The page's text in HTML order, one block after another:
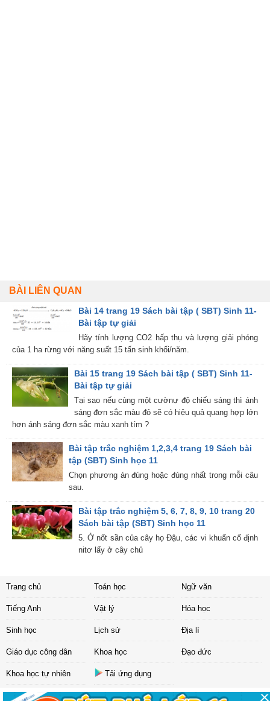
BÀI LIÊN QUAN
Bài 14 trang 19 Sách bài tập ( SBT) Sinh 11-
Bài tập tự giải
Hãy tính lượng CO2 hấp thụ và lượng giải phóng
của 1 ha rừng với năng suất 15 tấn sinh khối/năm.
Bài 15 trang 19 Sách bài tập ( SBT) Sinh 11-
Bài tập tự giải
Tại sao nếu cùng một cườnự độ chiếu sáng thì ánh
sáng đơn sắc màu đỏ sẽ có hiệu quả quang hợp lớn
hơn ánh sáng đơn sắc màu xanh tím ?
Bài tập trắc nghiệm 1,2,3,4 trang 19 Sách bài
tập (SBT) Sinh học 11
Chọn phương án đúng hoặc đúng nhất trong mỗi câu
sau.
Bài tập trắc nghiệm 5, 6, 7, 8, 9, 10 trang 20
Sách bài tập (SBT) Sinh học 11
5. Ở nốt sần của cây họ Đậu, các vi khuẩn cố định
nitơ lấy ở cây chủ
Trang chủ Toán học Ngữ văn
Tiếng Anh Vật lý Hóa học
Sinh học Lịch sử Địa lí
Giáo dục công dân Khoa học Đạo đức
Khoa học tự nhiên Tải ứng dụng